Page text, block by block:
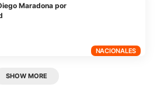
NACIONALES
Maradona por
SHOW MORE